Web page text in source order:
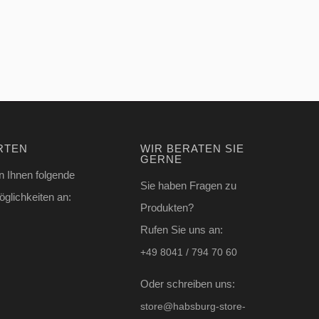
Ihnen folgende
an:
WIR BERATEN SIE
GERNE
Sie haben Fragen zu
Produkten?
Rufen Sie uns an:
+49 8041 / 794 70 60
Oder schreiben uns:
store@habsburg-store-